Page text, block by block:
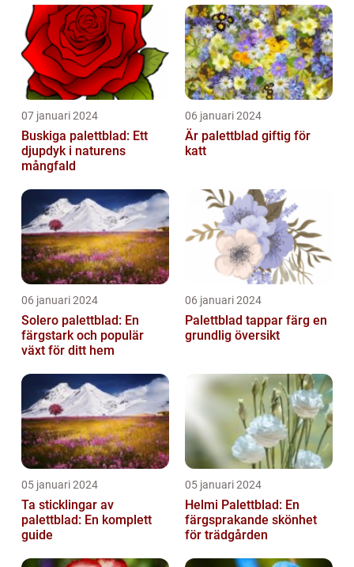
07 januari 2024
Buskiga palettblad: Ett
djupdyk i naturens
mångfald
06 januari 2024
Är palettblad giftig för
katt
06 januari 2024
Solero palettblad: En
färgstark och populär
växt för ditt hem
06 januari 2024
Palettblad tappar färg en
grundlig översikt
05 januari 2024
Ta sticklingar av
palettblad: En komplett
guide
05 januari 2024
Helmi Palettblad: En
färgsprakande skönhet
för trädgården